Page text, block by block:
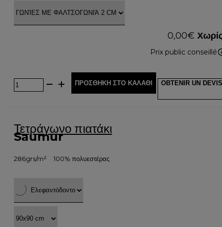
0,00€
Prix public conseillé
ΠΡΟΣΘΉΚΗ ΣΤΟ ΚΑΛΆΘΙ OBTENIR UN DEVIS
Τετράγωνο πιατάκι
Saumur
286grs/m² 100% πολυεστέρας